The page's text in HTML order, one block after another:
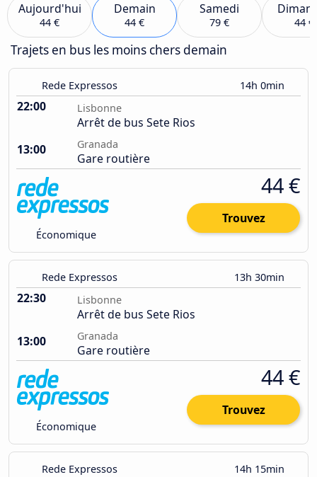
Aujourd'hui
44 €
Demain
44 €
Samedi
79 € 44 €
Trajets en bus les moins chers demain
Rede Expressos 14h 0min
22:00 Lisbonne
Arrêt de bus Sete Rios
13:00
Granada
Gare routière
Économique
44 €
Trouvez
Rede Expressos 13h 30min
22:30 Lisbonne
Arrêt de bus Sete Rios
13:00
Granada
Gare routière
Économique
44 €
Trouvez
Rede Expressos 14h 15min